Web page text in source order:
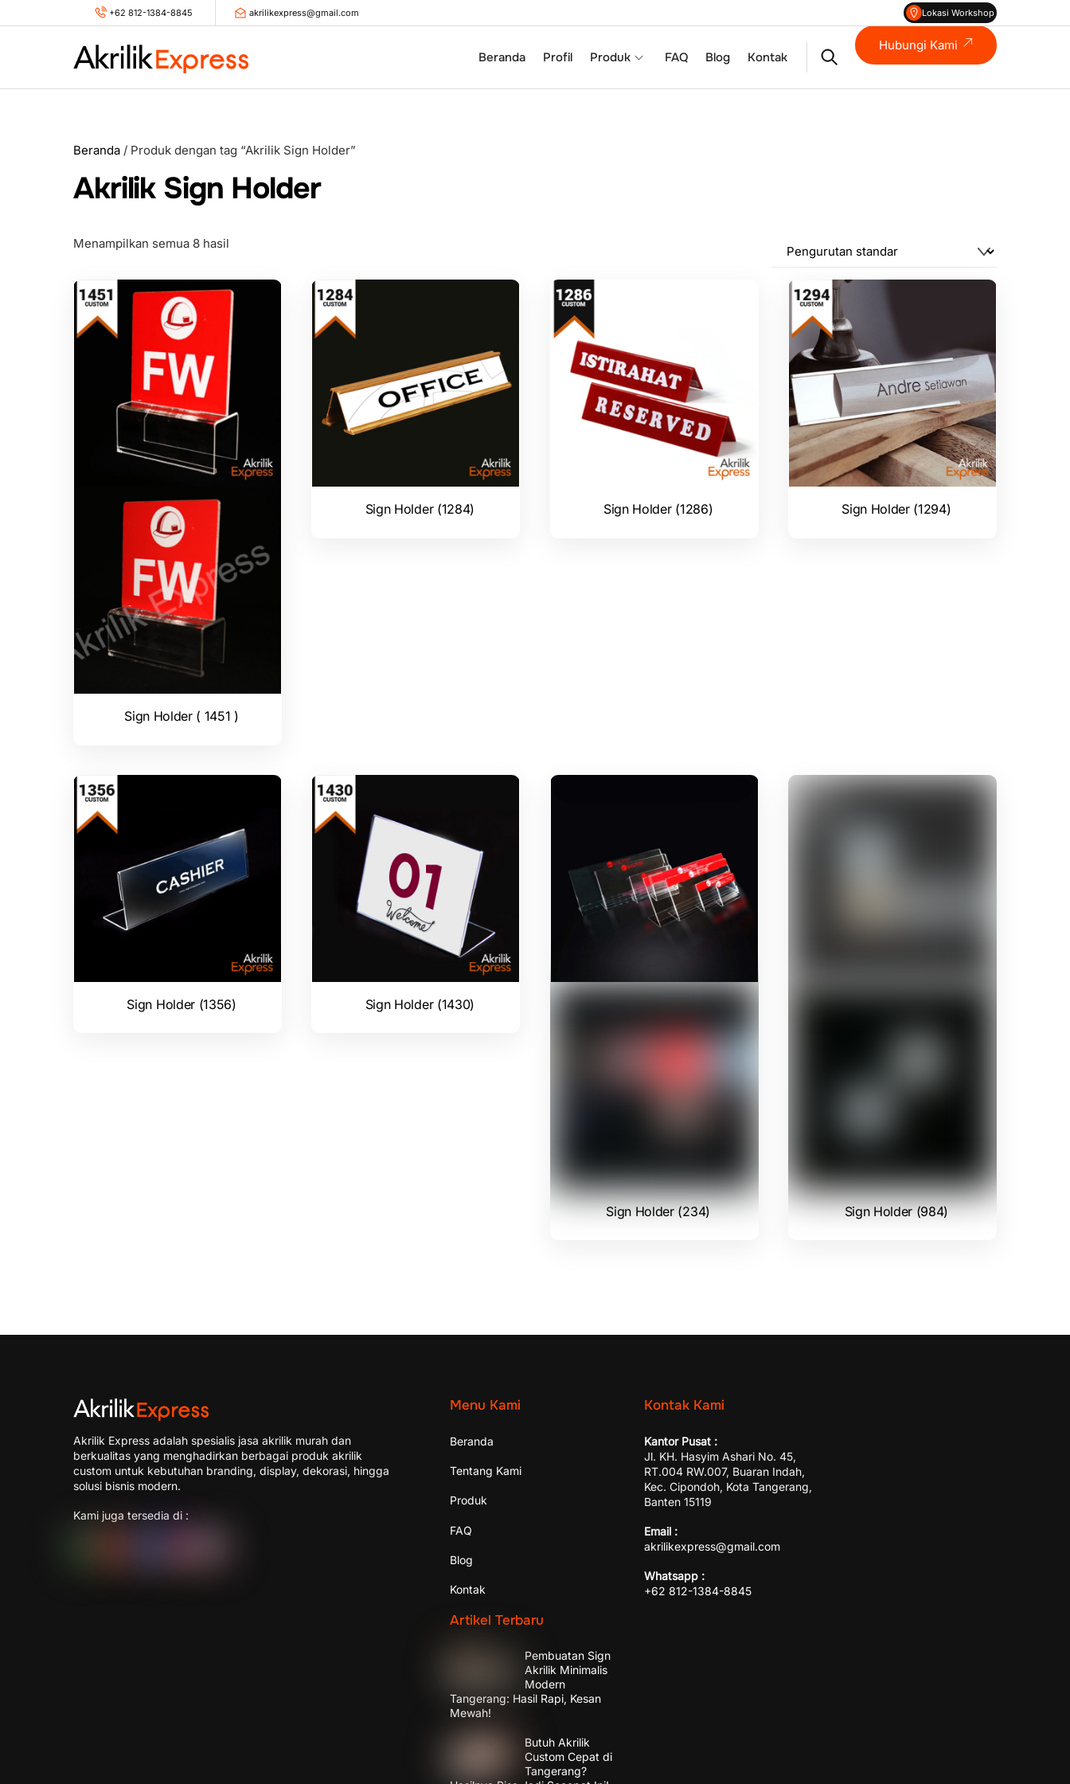
to
+62 812-1384-8845 akrilikexpress@gmail.com Lokasi Workshop
Search
Beranda Profil Produk FAQ Blog Kontak
Hubungi Kami
Beranda / Produk dengan tag “Akrilik Sign Holder”
Akrilik Sign Holder
Menampilkan semua 8 hasil
Sign Holder ( 1451 )
Sign Holder (1284) Sign Holder (1286) Sign Holder (1294)
Sign Holder (1356) Sign Holder (1430)
Sign Holder (234) Sign Holder (984)
Akrilik Express adalah spesialis jasa akrilik murah dan
berkualitas yang menghadirkan berbagai produk akrilik
custom untuk kebutuhan branding, display, dekorasi, hingga
solusi bisnis modern.
Kami juga tersedia di :
Menu Kami
Beranda
Tentang Kami
Produk
FAQ
Blog
Kontak
Kontak Kami
Kantor Pusat :
Jl. KH. Hasyim Ashari No. 45,
RT.004 RW.007, Buaran Indah,
Kec. Cipondoh, Kota Tangerang,
Banten 15119
Email :
akrilikexpress@gmail.com
Whatsapp :
+62 812-1384-8845
Artikel Terbaru
Pembuatan Sign
Akrilik Minimalis
Modern
Tangerang: Hasil Rapi, Kesan
Mewah!
Butuh Akrilik
Custom Cepat di
Tangerang?